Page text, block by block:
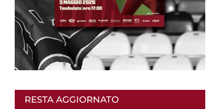
RESTA AGGIORNATO